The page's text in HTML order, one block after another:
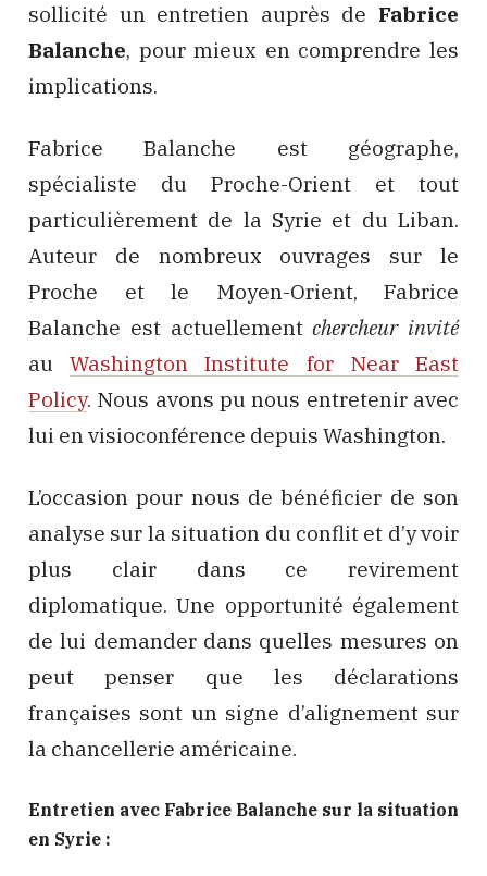
sollicité un entretien auprès de Fabrice
Balanche, pour mieux en comprendre les
implications.
Fabrice Balanche est géographe,
spécialiste du Proche-Orient et tout
particulièrement de la Syrie et du Liban.
Auteur de nombreux ouvrages sur le
Proche et le Moyen-Orient, Fabrice
Balanche est actuellementchercheur invité
auWashington Institute for Near East
Policy. Nous avons pu nous entretenir avec
lui en visioconférence depuis Washington.
L’occasion pour nous de bénéficier de son
analyse sur la situation du conflit et d’y voir
plus clair dans ce revirement
diplomatique. Une opportunité également
de lui demander dans quelles mesures on
peut penser que les déclarations
françaises sont un signe d’alignement sur
la chancellerie américaine.
Entretien avec Fabrice Balanche sur la situation
en Syrie :